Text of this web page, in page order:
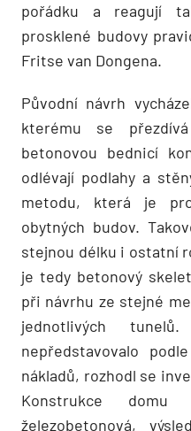
pořádku a reagují
prosklené budovy
Fritse van Dongena.
Původní návrh
kterému se
betonovou bednicí
odlévají podlahy a
metodu, která je
obytných budov.
stejnou délku i ostatní
je tedy betonový
při návrhu ze stejné
jednotlivých
nepředstavovalo
nákladů, rozhodl se
Konstrukce domu
železobetonová,